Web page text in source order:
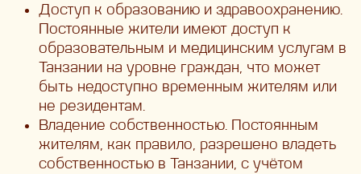
Доступ к образованию и здравоохранению.
Постоянные жители имеют доступ к
образовательным и медицинским услугам в
Танзании на уровне граждан, что может
быть недоступно временным жителям или
не резидентам.
Владение собственностью. Постоянным
жителям, как правило, разрешено владеть
собственностью в Танзании, с учётом